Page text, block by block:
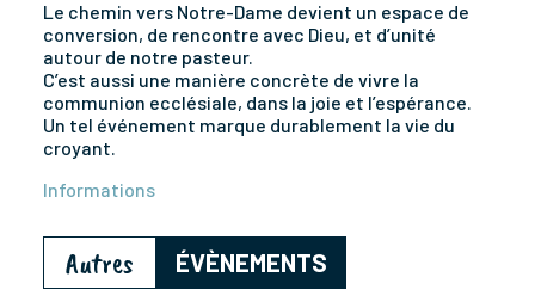
Le chemin vers Notre-Dame devient un espace de
conversion, de rencontre avec Dieu, et d’unité
autour de notre pasteur.
C’est aussi une manière concrète de vivre la
communion ecclésiale, dans la joie et l’espérance.
Un tel événement marque durablement la vie du
croyant.
Informations
Autres ÉVÈNEMENTS